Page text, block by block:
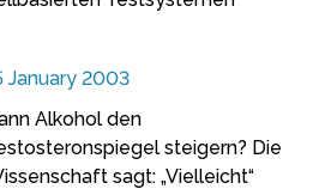
January 2003
Alkohol den
steigern? Die
sagt: „Vielleicht“